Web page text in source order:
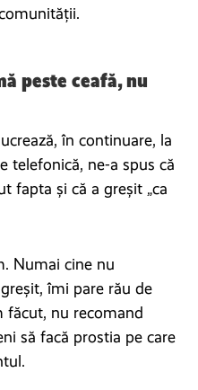
peste ceafă, nu
în continuare, la
telefonică, ne-a spus că
fapta și că a greșit „ca
Numai cine nu
îmi pare rău de
făcut, nu recomand
să facă prostia pe care